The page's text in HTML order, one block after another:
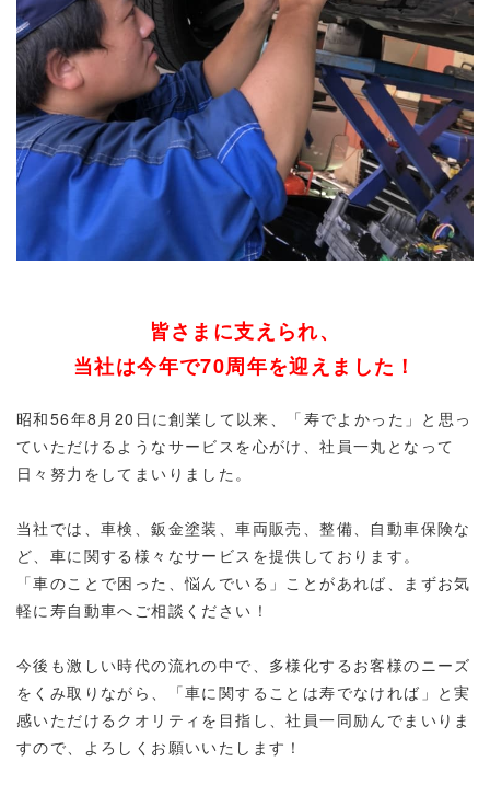
皆さまに支えられ、
当社は今年で70周年を迎えました！
昭和56年8月20日に創業して以来、
「寿でよかった」と思っ
ていただけるようなサービスを心がけ、社員一丸となって
日々努力をしてまいりました。
当社では、車検、鈑金塗装、車両販売、整備、自動車保険な
ど、車に関する様々なサービスを提供しております。
「車のことで困った、悩んでいる」ことがあれば、まずお気
軽に寿自動車へご相談ください！
今後も激しい時代の流れの中で、多様化するお客様のニーズ
をくみ取りながら、「車に関することは寿でなければ」と実
感いただけるクオリティを目指し、社員一同励んでまいりま
すので、よろしくお願いいたします！